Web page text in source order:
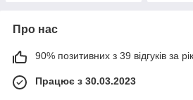
Про нас
90% позитивних з 39 відгуків за рік
Працює з 30.03.2023